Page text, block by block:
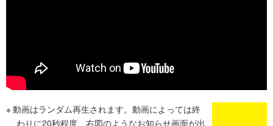
動画はランダム再生されます。動画によっては終
わりに20秒程度、右図のようなお知らせ画面が出